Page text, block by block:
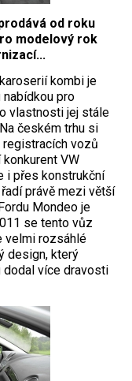
od roku
modelový rok
kombi je
pro
vlastnosti jej stále
českém trhu si
vozů
VW
i přes konstrukční
právě mezi větší
Mondeo je
se tento vůz
velmi rozsáhlé
design, který
dodal více dravosti